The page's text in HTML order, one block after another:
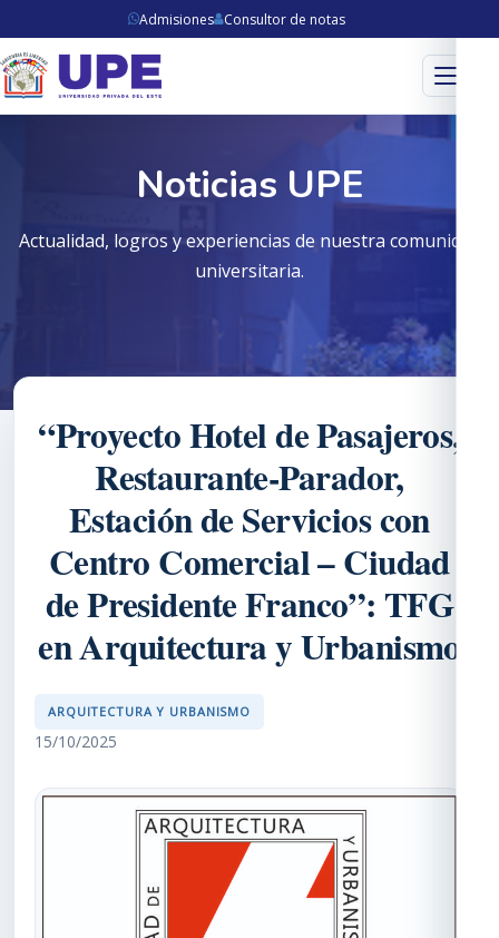
Admisiones Consultor de notas
Menú
Noticias UPE
Actualidad, logros y experiencias de nuestra comunidad
universitaria.
“Proyecto Hotel de Pasajeros,
Restaurante-Parador,
Estación de Servicios con
Centro Comercial – Ciudad
de Presidente Franco”: TFG
en Arquitectura y Urbanismo
ARQUITECTURA Y URBANISMO
15/10/2025